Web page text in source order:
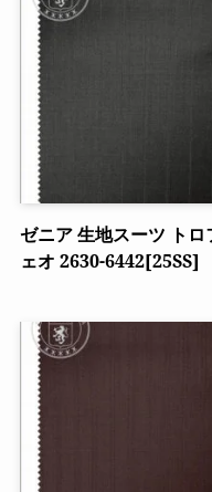
ゼニア 生地スーツ トロ
ェオ 2630-6442[25SS]